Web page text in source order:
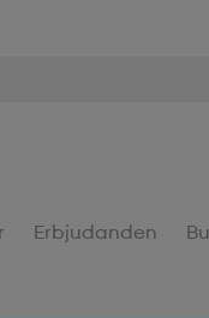
Erbjudanden